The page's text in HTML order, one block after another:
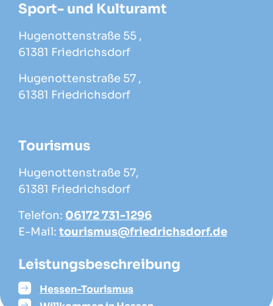
Sport- und Kulturamt
Hugenottenstraße 55 ,
61381 Friedrichsdorf
Hugenottenstraße 57 ,
61381 Friedrichsdorf
Tourismus
Hugenottenstraße 57,
61381 Friedrichsdorf
Telefon: 06172 731-1296
E-Mail: tourismus@friedrichsdorf.de
Leistungsbeschreibung
Hessen-Tourismus